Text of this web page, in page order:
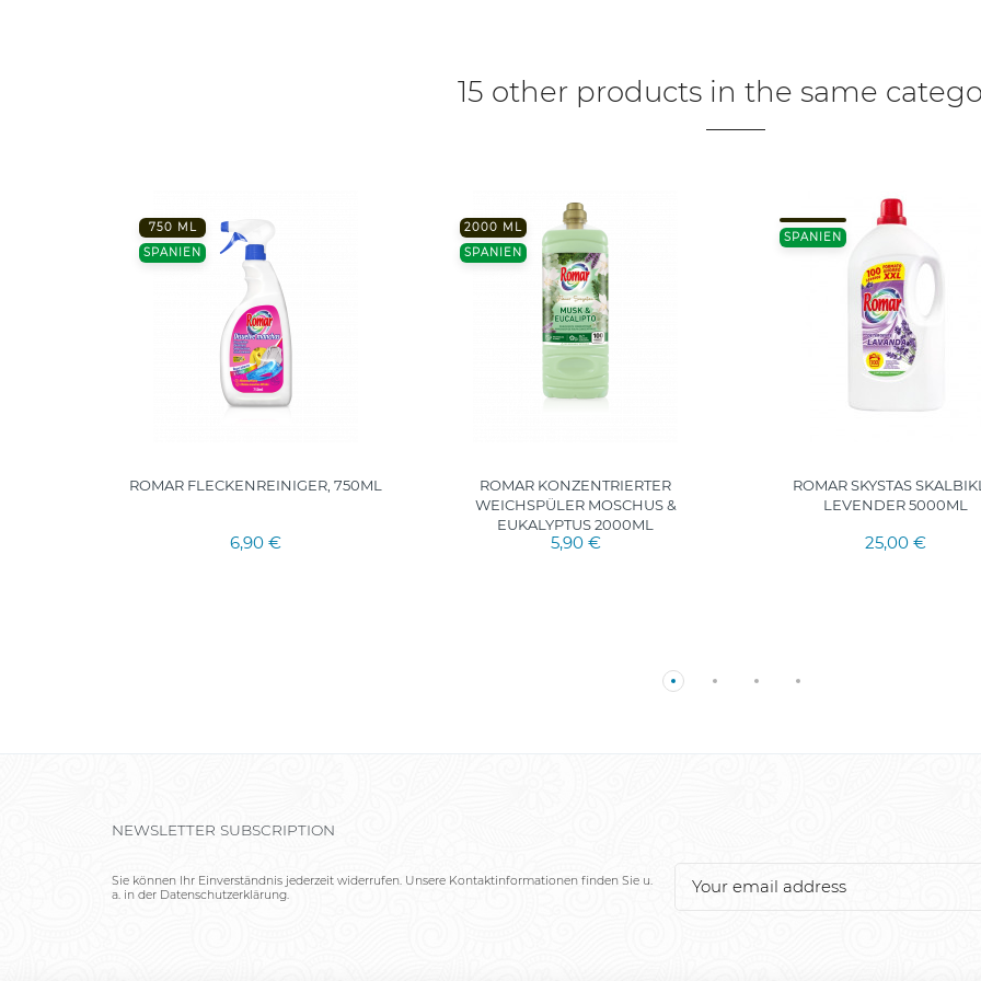
15 other products in the same
750 ML
SPANIEN
ROMAR FLECKENREINIGER, 750ML
6,90 €
2000 ML
SPANIEN
ROMAR KONZENTRIERTER
WEICHSPÜLER MOSCHUS &
EUKALYPTUS 2000ML
5,90 €
SPANIEN
ROMAR SKYSTAS
LEVENDER 5000ML
25,00 €
NEWSLETTER SUBSCRIPTION
Sie können Ihr Einverständnis jederzeit widerrufen. Unsere Kontaktinformationen finden Sie u.
a. in der Datenschutzerklärung.